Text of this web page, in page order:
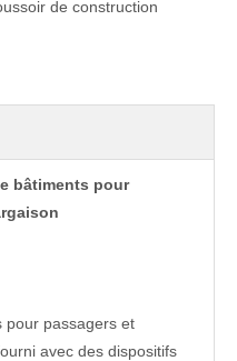
de construction
bâtiments pour
pour passagers et
avec des dispositifs